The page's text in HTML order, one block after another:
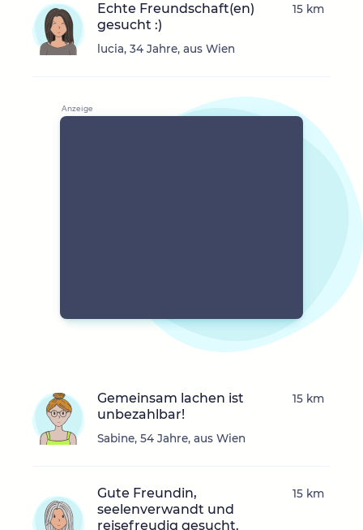
Echte Freundschaft(en)
gesucht :)
lucia, 34 Jahre, aus Wien
15 km
Gemeinsam lachen ist
unbezahlbar!
Sabine, 54 Jahre, aus Wien
15 km
Gute Freundin,
seelenverwandt und
reisefreudig gesucht.
15 km